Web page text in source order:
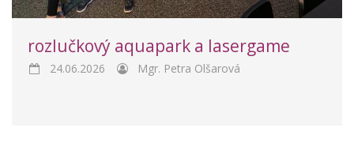
rozlučkový aquapark a lasergame
24.06.2026 Mgr. Petra Olšarová